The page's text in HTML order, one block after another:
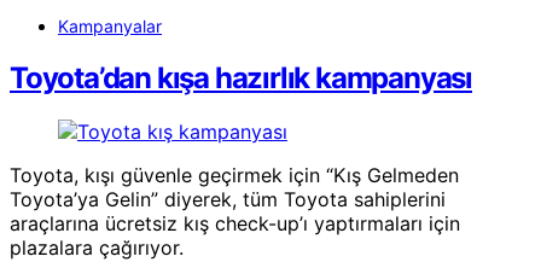
Kampanyalar
Toyota’dan kışa hazırlık kampanyası
Toyota, kışı güvenle geçirmek için “Kış Gelmeden
Toyota’ya Gelin” diyerek, tüm Toyota sahiplerini
araçlarına ücretsiz kış check-up’ı yaptırmaları için
plazalara çağırıyor.